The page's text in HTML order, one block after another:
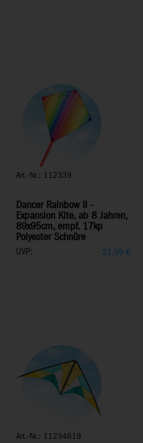
Art.-Nr.: 112339
Dancer Rainbow II -
Expansion Kite, ab 8 Jahren,
89x95cm, empf. 17kp
Polyester Schnüre
UVP: 21,99 €
Art.-Nr.: 11234619